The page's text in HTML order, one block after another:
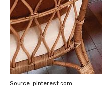
Source: pinterest.com